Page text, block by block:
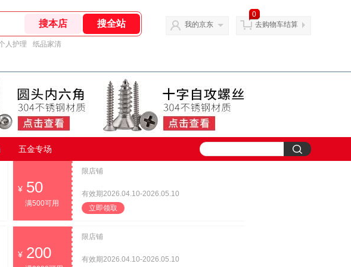
人护理 纸品家清
我的京东
0
去购物车结算
五金专场
50
满500可用
限店铺
有效期2026.04.10-2026.05.10
立即领取
200
限店铺
有效期2026.04.10-2026.05.10